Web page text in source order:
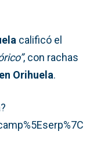
calificó el
, con rachas
Orihuela.